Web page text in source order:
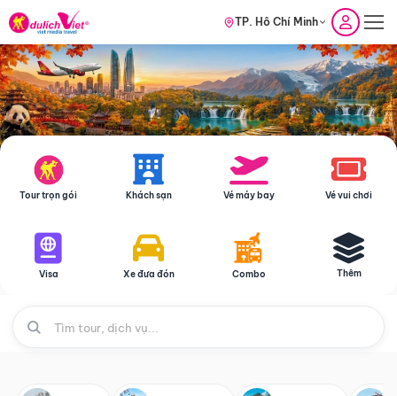
TP. Hồ Chí Minh
Tour trọn gói Khách sạn Vé máy bay Vé vui chơi
Visa Xe đưa đón Combo Thêm